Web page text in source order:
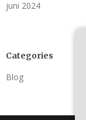
juni 2024
Categories
Blog